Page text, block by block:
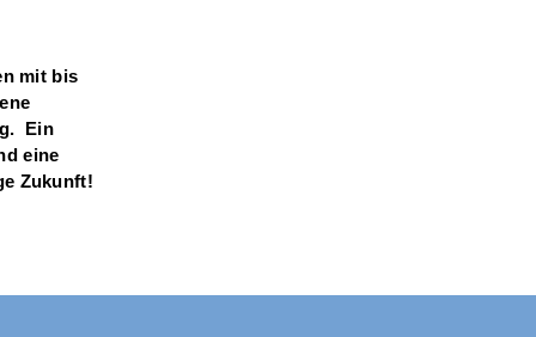
mit bis
Ein
eine
Zukunft!